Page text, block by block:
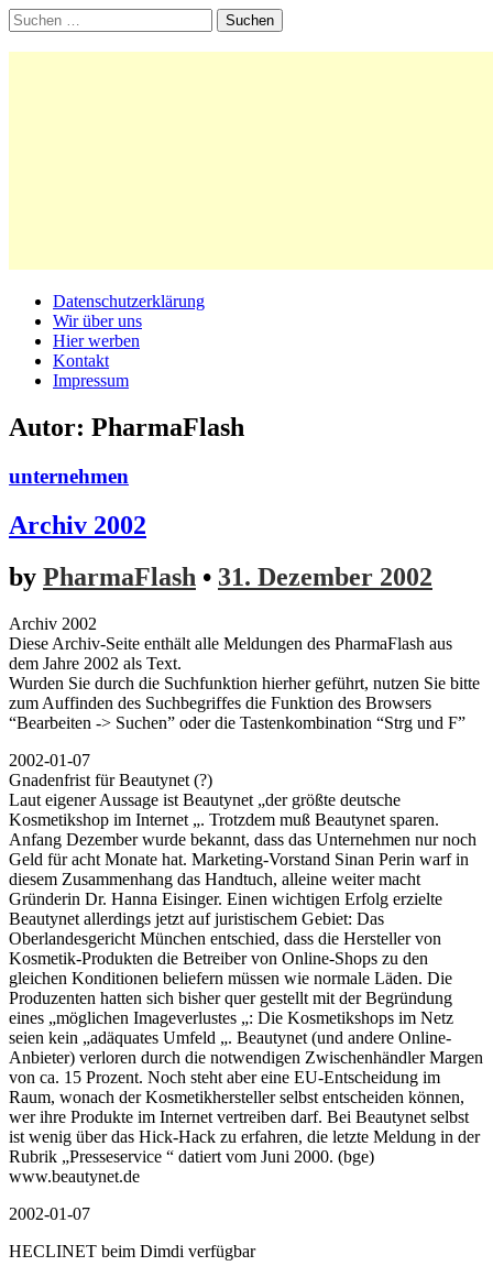
Suchen
nach:
Main
menu
Skip
content
Datenschutzerklärung
Wir über uns
Hier werben
Kontakt
Impressum
Autor: PharmaFlash
unternehmen
Archiv 2002
by PharmaFlash • 31. Dezember 2002
Archiv 2002
Diese Archiv-Seite enthält alle Meldungen des PharmaFlash aus
dem Jahre 2002 als Text.
Wurden Sie durch die Suchfunktion hierher geführt, nutzen Sie bitte
zum Auffinden des Suchbegriffes die Funktion des Browsers
“Bearbeiten -> Suchen” oder die Tastenkombination “Strg und F”
2002-01-07
Gnadenfrist für Beautynet (?)
Laut eigener Aussage ist Beautynet „der größte deutsche
Kosmetikshop im Internet „. Trotzdem muß Beautynet sparen.
Anfang Dezember wurde bekannt, dass das Unternehmen nur noch
Geld für acht Monate hat. Marketing-Vorstand Sinan Perin warf in
diesem Zusammenhang das Handtuch, alleine weiter macht
Gründerin Dr. Hanna Eisinger. Einen wichtigen Erfolg erzielte
Beautynet allerdings jetzt auf juristischem Gebiet: Das
Oberlandesgericht München entschied, dass die Hersteller von
Kosmetik-Produkten die Betreiber von Online-Shops zu den
gleichen Konditionen beliefern müssen wie normale Läden. Die
Produzenten hatten sich bisher quer gestellt mit der Begründung
eines „möglichen Imageverlustes „: Die Kosmetikshops im Netz
seien kein „adäquates Umfeld „. Beautynet (und andere Online-
Anbieter) verloren durch die notwendigen Zwischenhändler Margen
von ca. 15 Prozent. Noch steht aber eine EU-Entscheidung im
Raum, wonach der Kosmetikhersteller selbst entscheiden können,
wer ihre Produkte im Internet vertreiben darf. Bei Beautynet selbst
ist wenig über das Hick-Hack zu erfahren, die letzte Meldung in der
Rubrik „Presseservice “ datiert vom Juni 2000. (bge)
www.beautynet.de
2002-01-07
HECLINET beim Dimdi verfügbar